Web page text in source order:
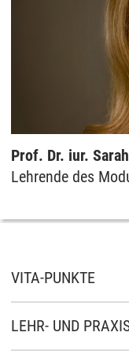
Prof. Dr. iur.
Lehrende des
VITA-PUNKTE
LEHR- UND